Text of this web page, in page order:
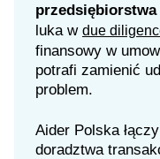
przedsiębiorstwa
luka w due
finansowy w
potrafi zamienić
problem.
Aider Polska
doradztwa